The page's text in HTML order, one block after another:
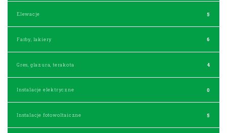
Elewacje 5
Farby, lakiery 6
Gres, glazura, terakota 4
Instalacje elektryczne 0
Instalacje fotowoltaiczne 5